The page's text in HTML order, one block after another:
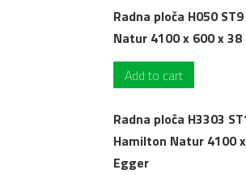
Radna ploča H050
Natur 4100 x 600 x
Add to cart
Radna ploča H3303
Hamilton Natur 4100
Egger